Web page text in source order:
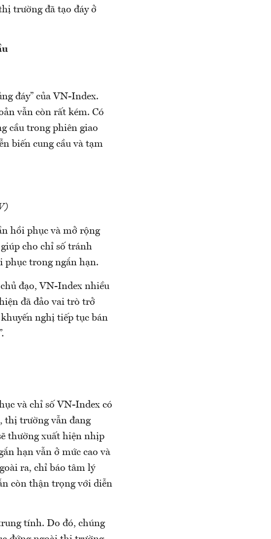
trường đã tạo đáy ở
đáy” của VN-Index.
vẫn còn rất kém. Có
cầu trong phiên giao
biến cung cầu và tạm
hồi phục và mở rộng
cho chỉ số tránh
phục trong ngắn hạn.
đạo, VN-Index nhiều
đã đảo vai trò trở
nghị tiếp tục bán
và chỉ số VN-Index có
thị trường vẫn đang
thường xuất hiện nhịp
hạn vẫn ở mức cao và
ra, chỉ báo tâm lý
còn thận trọng với diễn
tính. Do đó, chúng